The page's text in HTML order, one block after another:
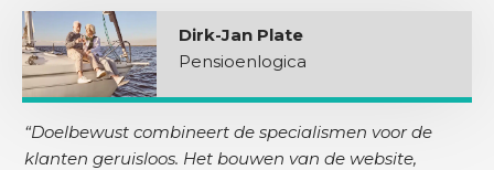
Dirk-Jan Plate
Pensioenlogica
“Doelbewust combineert de specialismen voor de
klanten geruisloos. Het bouwen van de website,